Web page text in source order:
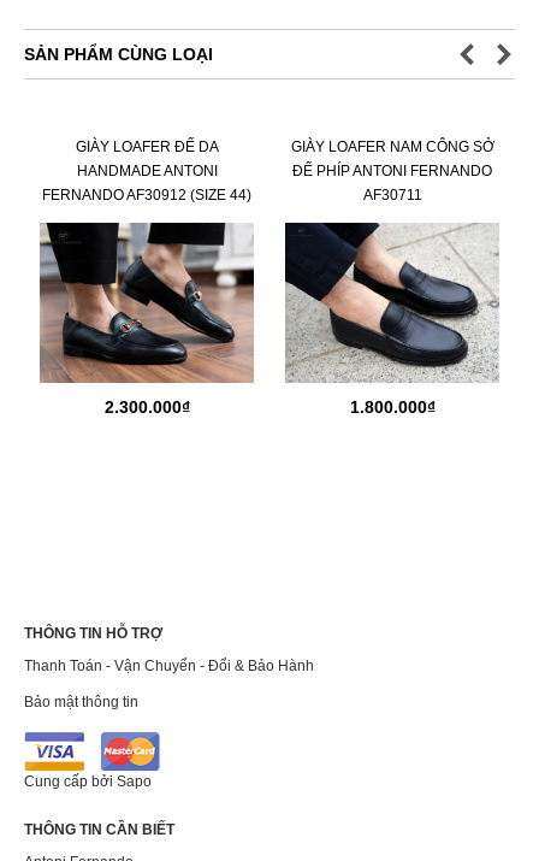
SẢN PHẨM CÙNG LOẠI
GIÀY LOAFER ĐẾ DA
HANDMADE ANTONI
FERNANDO AF30912 (SIZE 44)
2.300.000₫
GIÀY LOAFER NAM CÔNG SỞ
ĐẾ PHÍP ANTONI FERNANDO
AF30711
1.800.000₫
THÔNG TIN HỖ TRỢ
Thanh Toán - Vận Chuyển - Đổi & Bảo Hành
Bảo mật thông tin
Cung cấp bởi Sapo
THÔNG TIN CẦN BIẾT